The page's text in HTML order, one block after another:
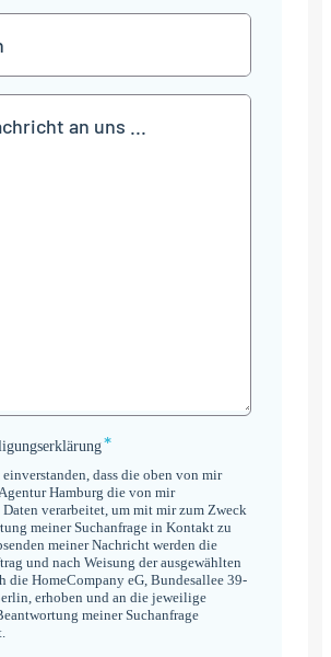
*
dass die oben von mir
Hamburg die von mir
Daten verarbeitet, um mit mir zum Zweck
meiner Suchanfrage in Kontakt zu
meiner Nachricht werden die
und nach Weisung der ausgewählten
die HomeCompany eG, Bundesallee 39-
erhoben und an die jeweilige
meiner Suchanfrage